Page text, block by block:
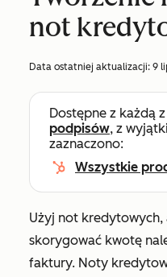
not
Data ostatniej aktualizacji: 9
Dostępne z każdą
podpisów, z
zaznaczono:
Wszystkie
Użyj not kredytowych,
skorygować kwotę
faktury. Noty